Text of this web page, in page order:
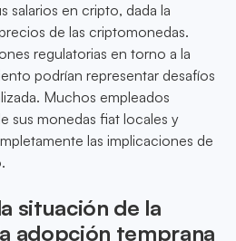
salarios en cripto, dada la
de las criptomonedas.
regulatorias en torno a la
podrían representar desafíos
Muchos empleados
sus monedas fiat locales y
las implicaciones de
situación de la
adopción temprana